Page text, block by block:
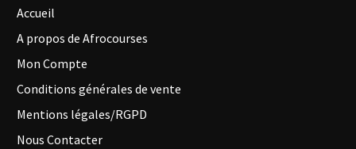
Accueil
A propos de Afrocourses
Mon Compte
Conditions générales de vente
Mentions légales/RGPD
Nous Contacter